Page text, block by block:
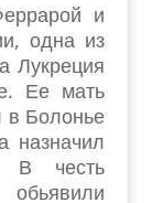
и
одна из
Лукреция
Ее мать
в Болонье
назначил
В честь